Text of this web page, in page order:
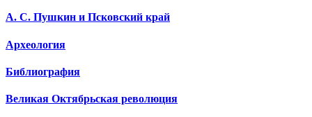
А. С. Пушкин и Псковский край
Археология
Библиография
Великая Октябрьская революция